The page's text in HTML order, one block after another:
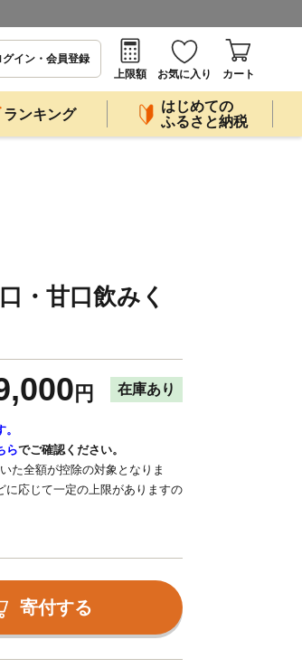
グイン・会員登録
上限額
お気に入り カート
ランキング
はじめての
ふるさと納税
・甘口飲みく
円 在庫あり
らでご確認ください。
た全額が控除の対象となりま
に応じて一定の上限がありますの
寄付する